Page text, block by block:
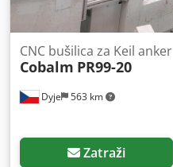
Dyje 563 km
CNC bušilica za Keil anker
Cobalm PR99-20
Zatraži